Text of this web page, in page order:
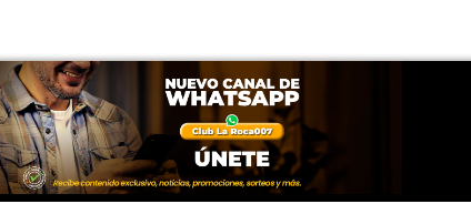
ha convertido una vez más en el epicentro del tenis
El evento dio inicio ayer, lunes 21 de abril, y hasta el